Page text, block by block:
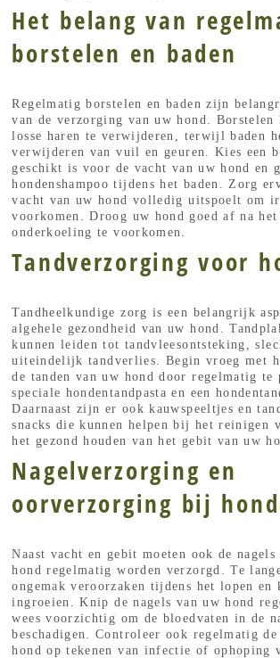
Het belang van
borstelen en baden
Regelmatig borstelen en baden zijn
van de verzorging van uw hond.
losse haren te verwijderen, terwijl baden
verwijderen van vuil en geuren. Kies een
geschikt is voor de vacht van uw hond en
hondenshampoo tijdens het baden. Zorg
vacht van uw hond volledig uitspoelt om
voorkomen. Droog uw hond goed af na het
onderkoeling te voorkomen.
Tandverzorging voor
Tandheelkundige zorg is een belangrijk
algehele gezondheid van uw hond.
kunnen leiden tot tandvleesontsteking,
uiteindelijk tandverlies. Begin vroeg met
de tanden van uw hond door regelmatig te
speciale hondentandpasta en een
Daarnaast zijn er ook kauwspeeltjes en
snacks die kunnen helpen bij het reinigen
het gezond houden van het gebit van uw
Nagelverzorging en
oorverzorging bij
Naast vacht en gebit moeten ook de
hond regelmatig worden verzorgd. Te
ongemak veroorzaken tijdens het lopen en
ingroeien. Knip de nagels van uw hond
wees voorzichtig om de bloedvaten in de
beschadigen. Controleer ook regelmatig
hond op tekenen van infectie of ophoping